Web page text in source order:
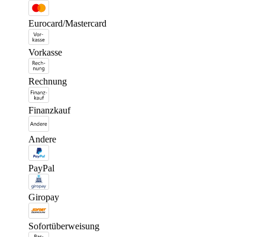
Eurocard/Mastercard
Vorkasse
Rechnung
Finanzkauf
Andere
PayPal
Giropay
Sofortüberweisung